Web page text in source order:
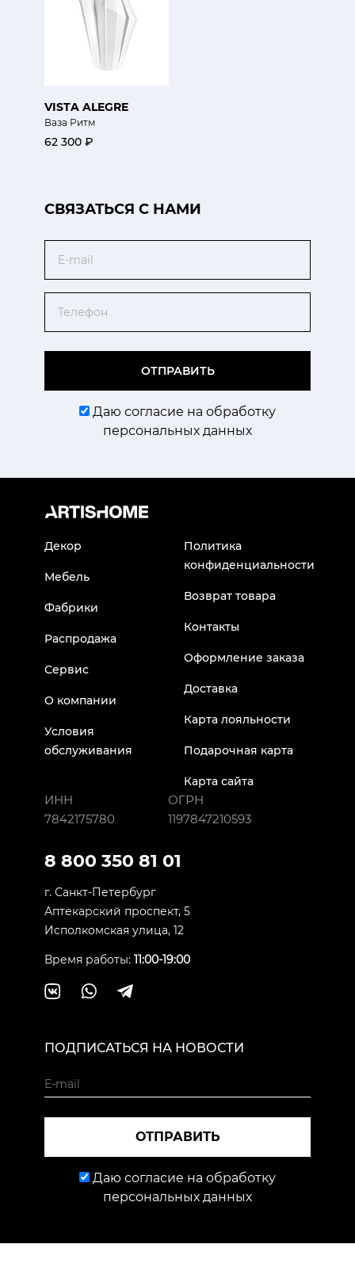
VISTA ALEGRE
Ваза Ритм
62 300 ₽
CВЯЗАТЬСЯ С НАМИ
ОТПРАВИТЬ
Даю согласие на обработку
персональных данных
Декор
Мебель
Фабрики
Распродажа
Сервис
О компании
Условия
обслуживания
Политика
конфиденциальности
Возврат товара
Контакты
Оформление заказа
Доставка
Карта лояльности
Подарочная карта
Карта сайта
ИНН
7842175780
ОГРН
1197847210593
8 800 350 81 01
г. Санкт-Петербург
Аптекарский проспект, 5
Исполкомская улица, 12
Время работы: 11:00-19:00
ПОДПИСАТЬСЯ НА НОВОСТИ
ОТПРАВИТЬ
Даю согласие на обработку
персональных данных